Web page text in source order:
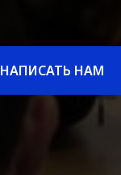
НАПИСАТЬ НАМ